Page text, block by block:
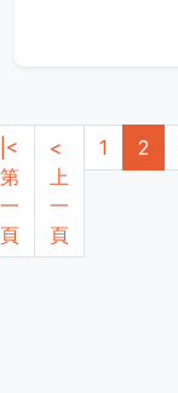
|<
第
一
頁
<
上
一
頁
1 2